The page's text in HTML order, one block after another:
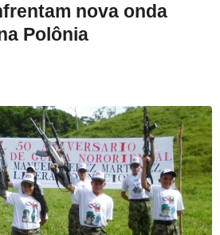
nova onda
Polônia